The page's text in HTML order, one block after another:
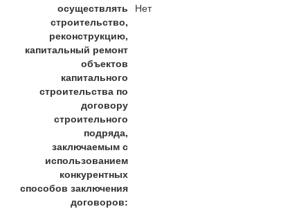
осуществлять
строительство,
реконструкцию,
капитальный ремонт
объектов
капитального
строительства по
договору
строительного
подряда,
заключаемым с
использованием
конкурентных
способов заключения
договоров:
Нет